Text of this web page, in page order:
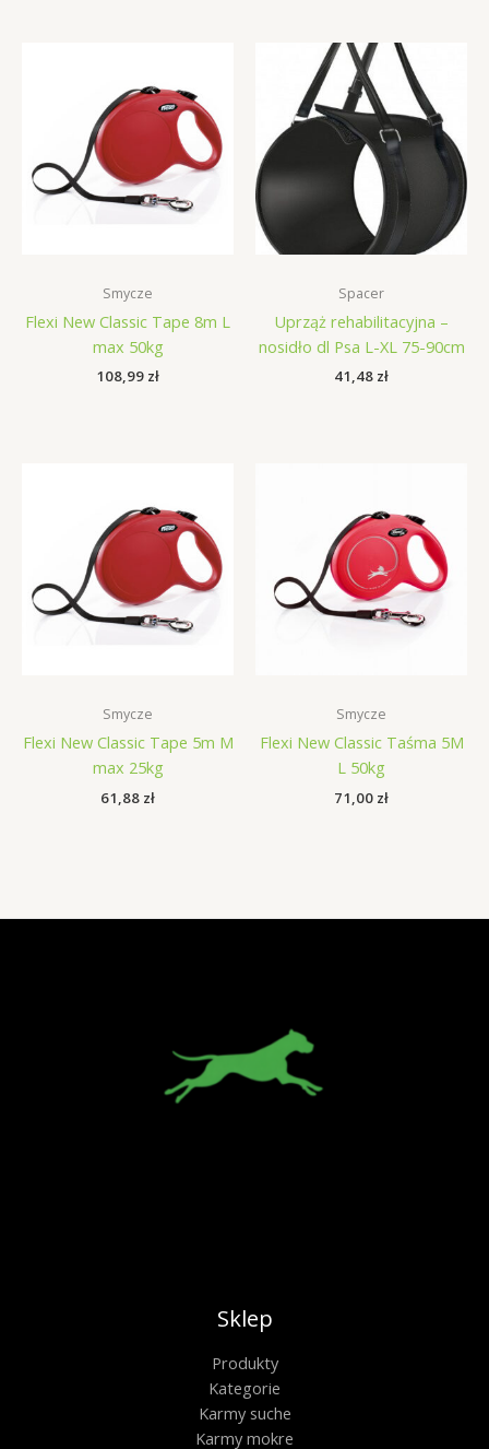
Smycze
Flexi New Classic Tape 8m L
max 50kg
108,99 zł
Spacer
Uprząż rehabilitacyjna –
nosidło dl Psa L-XL 75-90cm
41,48 zł
Smycze
Flexi New Classic Tape 5m M
max 25kg
61,88 zł
Smycze
Flexi New Classic Taśma 5M
L 50kg
71,00 zł
Sklep
Produkty
Kategorie
Karmy suche
Karmy mokre